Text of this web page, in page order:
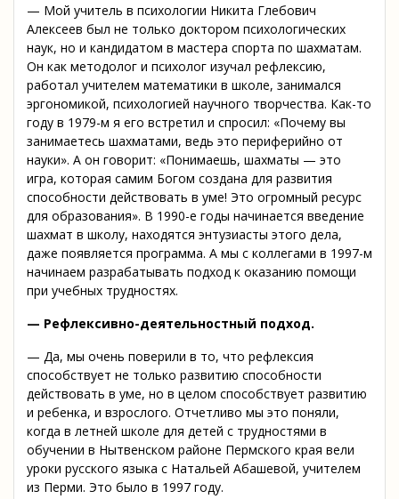
— Мой учитель в психологии Никита Глебович
Алексеев был не только доктором психологических
наук, но и кандидатом в мастера спорта по шахматам.
Он как методолог и психолог изучал рефлексию,
работал учителем математики в школе, занимался
эргономикой, психологией научного творчества. Как-то
году в 1979-м я его встретил и спросил: «Почему вы
занимаетесь шахматами, ведь это периферийно от
науки». А он говорит: «Понимаешь, шахматы — это
игра, которая самим Богом создана для развития
способности действовать в уме! Это огромный ресурс
для образования». В 1990-е годы начинается введение
шахмат в школу, находятся энтузиасты этого дела,
даже появляется программа. А мы с коллегами в 1997-м
начинаем разрабатывать подход к оказанию помощи
при учебных трудностях.
— Рефлексивно-деятельностный подход.
— Да, мы очень поверили в то, что рефлексия
способствует не только развитию способности
действовать в уме, но в целом способствует развитию
и ребенка, и взрослого. Отчетливо мы это поняли,
когда в летней школе для детей с трудностями в
обучении в Нытвенском районе Пермского края вели
уроки русского языка с Натальей Абашевой, учителем
из Перми. Это было в 1997 году.